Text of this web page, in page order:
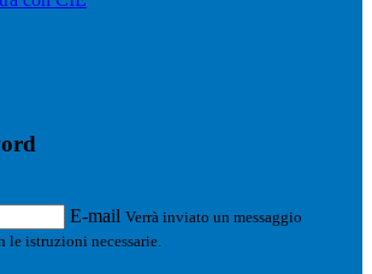
E-mail Verrà inviato un messaggio
istruzioni necessarie.